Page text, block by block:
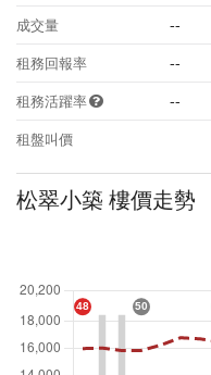
成交量 --
租務回報率 --
租務活躍率 --
租盤叫價
松翠小築 樓價走勢